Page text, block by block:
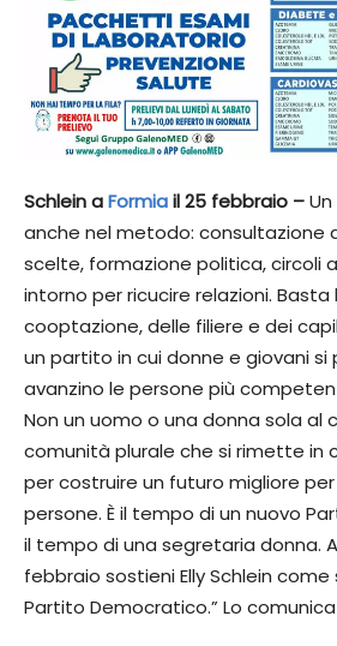
Schlein aFormiail 25 febbraio –
anche nel metodo: consultazione
scelte, formazione politica, circoli
intorno per ricucire relazioni. Basta
cooptazione, delle filiere e dei
un partito in cui donne e giovani si
avanzino le persone più
Non un uomo o una donna sola al
comunità plurale che si rimette in
per costruire un futuro migliore
persone. È il tempo di un nuovo
il tempo di una segretaria donna.
febbraio sostieni Elly Schlein
Partito Democratico.” Lo comunica